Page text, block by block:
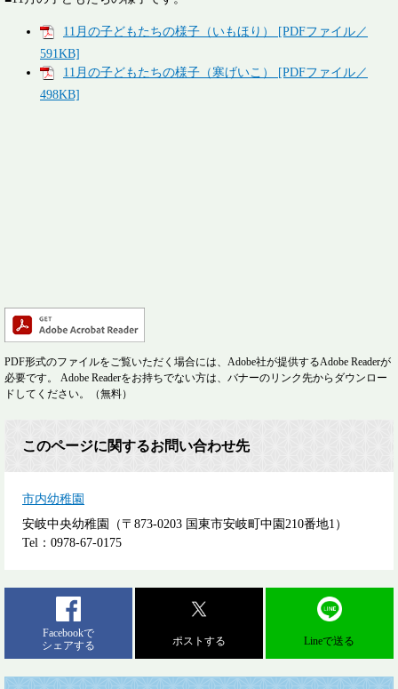
11月の子どもたちの様子（いもほり） [PDFファイル／
591KB]
11月の子どもたちの様子（寒げいこ） [PDFファイル／
498KB]
PDF形式のファイルをご覧いただく場合には、Adobe社が提供するAdobe Readerが
必要です。
Adobe Readerをお持ちでない方は、バナーのリンク先からダウンロー
ドしてください。（無料）
このページに関するお問い合わせ先
市内幼稚園
安岐中央幼稚園（〒873-0203 国東市安岐町中園210番地1）
Tel：0978-67-0175
Facebookで
シェアする
ポストする Lineで送る